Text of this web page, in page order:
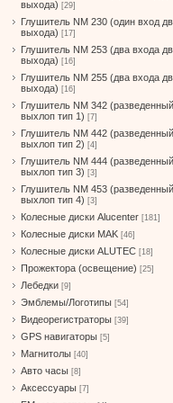
выхода) [29]
Глушитель NM 230 (один вход
выхода) [17]
Глушитель NM 253 (два входа
выхода) [16]
Глушитель NM 255 (два входа
выхода) [16]
Глушитель NM 342 (разведенный
выхлоп тип 1) [7]
Глушитель NM 442 (разведенный
выхлоп тип 2) [4]
Глушитель NM 444 (разведенный
выхлоп тип 3) [3]
Глушитель NM 453 (разведенный
выхлоп тип 4) [3]
Колесные диски Alucenter [181]
Колесные диски MAK [46]
Колесные диски ALUTEC [18]
Прожектора (освещение) [25]
Лебедки [9]
Эмблемы/Логотипы [54]
Видеорегистраторы [39]
GPS навигаторы [5]
Магнитолы [40]
Авто часы [8]
Аксессуары [7]